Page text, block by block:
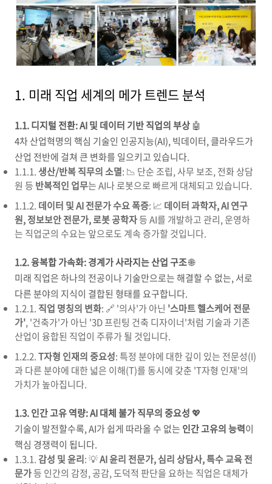
1. 미래 직업 세계의 메가 트렌드 분석
1.1. 디지털 전환: AI 및 데이터 기반 직업의 부상 🤖
4차 산업혁명의 핵심 기술인 인공지능(AI), 빅데이터, 클라우드가
산업 전반에 걸쳐 큰 변화를 일으키고 있습니다.
1.1.1. 생산/반복 직무의 소멸: 📉 단순 조립, 사무 보조, 전화 상담
원 등 반복적인 업무는 AI나 로봇으로 빠르게 대체되고 있습니다.
1.1.2. 데이터 및 AI 전문가 수요 폭증: 📈 데이터 과학자, AI 연구
원, 정보보안 전문가, 로봇 공학자등 AI를 개발하고 관리, 운영하
는 직업군의 수요는 앞으로도 계속 증가할 것입니다.
1.2. 융복합 가속화: 경계가 사라지는 산업 구조🌐
미래 직업은 하나의 전공이나 기술만으로는 해결할 수 없는, 서로
다른 분야의 지식이 결합된 형태를 요구합니다.
1.2.1. 직업 명칭의 변화: 🔗 '의사'가 아닌 '스마트 헬스케어 전문
가', '건축가'가 아닌 '3D 프린팅 건축 디자이너'처럼 기술과 기존
산업이 융합된 직업이 주류가 될 것입니다.
1.2.2.T자형 인재의 중요성: 특정 분야에 대한 깊이 있는 전문성(I)
과 다른 분야에 대한 넓은 이해(T)를 동시에 갖춘 'T자형 인재'의
가치가 높아집니다.
1.3. 인간 고유 역량: AI 대체 불가 직무의 중요성 💖
기술이 발전할수록, AI가 쉽게 따라올 수 없는 인간 고유의 능력이
핵심 경쟁력이 됩니다.
1.3.1.감성 및 윤리: 💡AI 윤리 전문가, 심리 상담사, 특수 교육 전
문가등 인간의 감정, 공감, 도덕적 판단을 요하는 직업은 대체가